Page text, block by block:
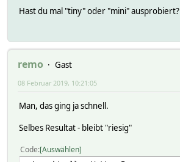
Hast du mal "tiny" oder "mini" ausprobiert?
remo
Gast
08 Februar 2019, 10:21:05
Man, das ging ja schnell.
Selbes Resultat - bleibt "riesig"
Code Auswählen